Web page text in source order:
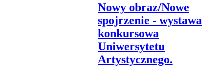
Nowy obraz/Nowe
spojrzenie - wystawa
konkursowa
Uniwersytetu
Artystycznego.